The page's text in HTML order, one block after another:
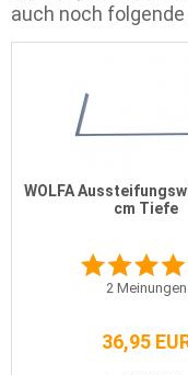
auch noch
WOLFA
cm Tiefe
2Meinungen
36,95